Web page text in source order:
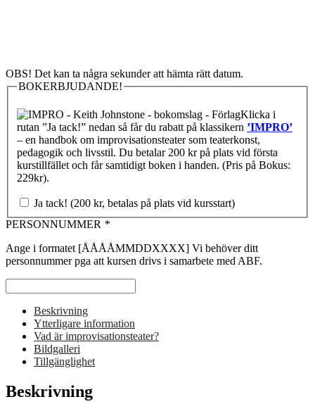
OBS! Det kan ta några sekunder att hämta rätt datum.
BOKERBJUDANDE!
Klicka i
rutan ”Ja tack!” nedan så får du rabatt på klassikern ’IMPRO’
– en handbok om improvisationsteater som teaterkonst,
pedagogik och livsstil. Du betalar 200 kr på plats vid första
kurstillfället och får samtidigt boken i handen. (Pris på Bokus:
229kr).
Ja tack! (200 kr, betalas på plats vid kursstart)
PERSONNUMMER *
Ange i formatet [ÅÅÅÅMMDDXXXX] Vi behöver ditt
personnummer pga att kursen drivs i samarbete med ABF.
Beskrivning
Ytterligare information
Vad är improvisationsteater?
Bildgalleri
Tillgänglighet
Beskrivning